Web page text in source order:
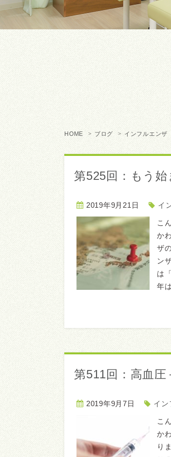
HOME ブログ インフルエンザ
第525回：もう
2019年9月21日 イ
こ
か
ザ
ン
は
年
第511回：高血
2019年9月7日 イン
こ
か
り